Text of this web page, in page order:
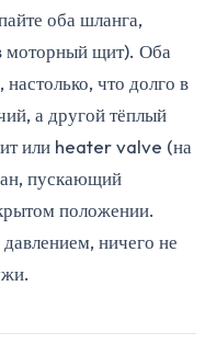
оба шланга,
моторный щит). Оба
что долго в
а другой тёплый
или heater valve (на
пускающий
положении.
ничего не